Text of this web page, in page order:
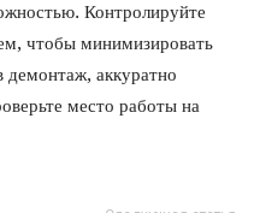
Контролируйте
чтобы минимизировать
демонтаж, аккуратно
место работы на